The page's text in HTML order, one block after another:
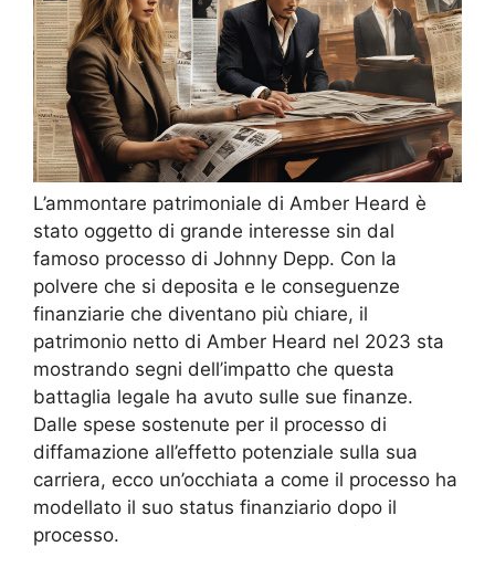
L’ammontare patrimoniale di Amber Heard è
stato oggetto di grande interesse sin dal
famoso processo di Johnny Depp. Con la
polvere che si deposita e le conseguenze
finanziarie che diventano più chiare, il
patrimonio netto di Amber Heard nel 2023 sta
mostrando segni dell’impatto che questa
battaglia legale ha avuto sulle sue finanze.
Dalle spese sostenute per il processo di
diffamazione all’effetto potenziale sulla sua
carriera, ecco un’occhiata a come il processo ha
modellato il suo status finanziario dopo il
processo.